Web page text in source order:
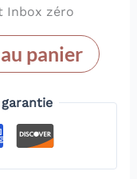
Inbox zéro
panier